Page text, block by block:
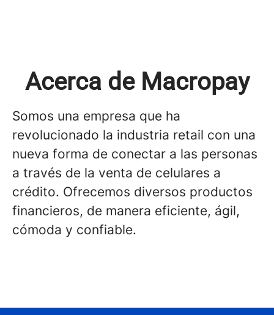
Acerca de Macropay
Somos una empresa que ha
revolucionado la industria retail con una
nueva forma de conectar a las personas
a través de la venta de celulares a
crédito. Ofrecemos diversos productos
financieros, de manera eficiente, ágil,
cómoda y confiable.